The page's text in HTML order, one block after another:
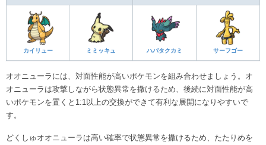
カイリュー ミミッキュ ハバタクカミ サーフゴー
オオニューラには、対面性能が高いポケモンを組み合わせましょう。オ
オニューラは攻撃しながら状態異常を撒けるため、後続に対面性能が高
いポケモンを置くと1:1以上の交換ができて有利な展開になりやすいで
す。
どくしゅオオニューラは高い確率で状態異常を撒けるため、たたりめを